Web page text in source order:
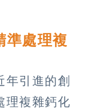
處理複
引進的創
理複雜鈣化